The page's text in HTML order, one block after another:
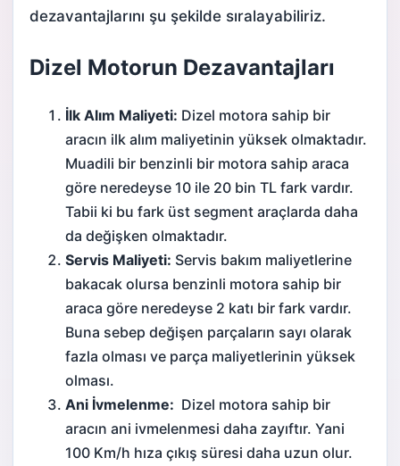
dezavantajlarını şu şekilde sıralayabiliriz.
Dizel Motorun Dezavantajları
İlk Alım Maliyeti: Dizel motora sahip bir
aracın ilk alım maliyetinin yüksek olmaktadır.
Muadili bir benzinli bir motora sahip araca
göre neredeyse 10 ile 20 bin TL fark vardır.
Tabii ki bu fark üst segment araçlarda daha
da değişken olmaktadır.
Servis Maliyeti: Servis bakım maliyetlerine
bakacak olursa benzinli motora sahip bir
araca göre neredeyse 2 katı bir fark vardır.
Buna sebep değişen parçaların sayı olarak
fazla olması ve parça maliyetlerinin yüksek
olması.
Ani İvmelenme: Dizel motora sahip bir
aracın ani ivmelenmesi daha zayıftır. Yani
100 Km/h hıza çıkış süresi daha uzun olur.